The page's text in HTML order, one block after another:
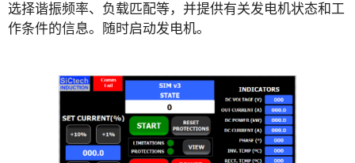
选择谐振频率、负载匹配等，并提供有关发电机状态和工
作条件的信息。随时启动发电机。